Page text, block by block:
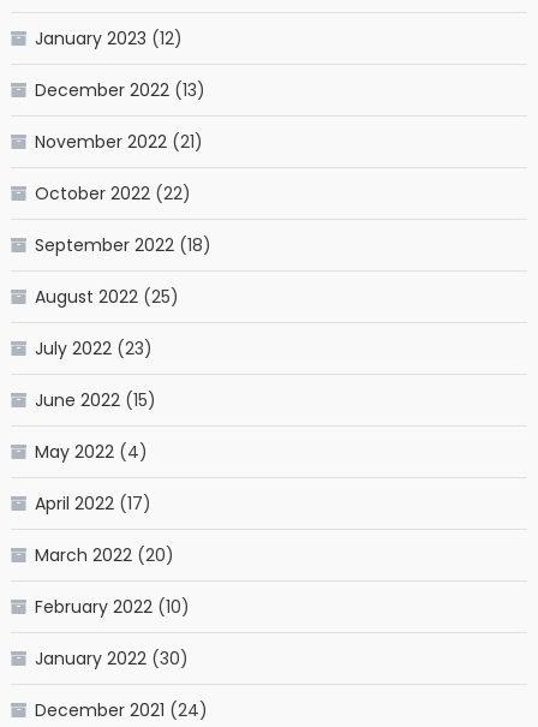
January 2023 (12)
December 2022(13)
November 2022(21)
October 2022(22)
September 2022(18)
August 2022(25)
July 2022(23)
June 2022(15)
May 2022(4)
April 2022(17)
March 2022(20)
February 2022(10)
January 2022(30)
December 2021 (24)